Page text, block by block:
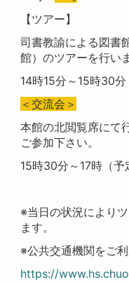
【ツアー】
司書教諭による図書
館）のツアーを行い
14時15分～15時30分
＜交流会＞
本館の北閲覧席にて
ご参加下さい。
15時30分～17時（予
※当日の状況により
ます。
※公共交通機関をご利
https://